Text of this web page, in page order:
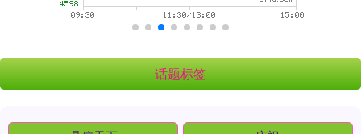
话题标签